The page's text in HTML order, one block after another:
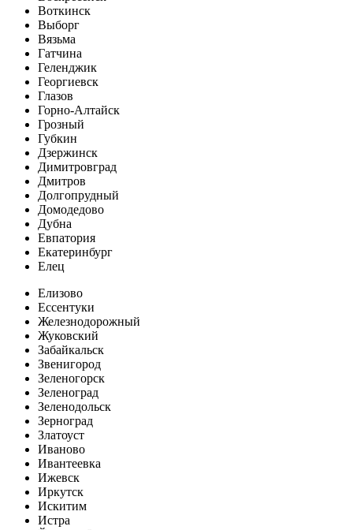
Воткинск
Выборг
Вязьма
Гатчина
Геленджик
Георгиевск
Глазов
Горно-Алтайск
Грозный
Губкин
Дзержинск
Димитровград
Дмитров
Долгопрудный
Домодедово
Дубна
Евпатория
Екатеринбург
Елец
Елизово
Ессентуки
Железнодорожный
Жуковский
Забайкальск
Звенигород
Зеленогорск
Зеленоград
Зеленодольск
Зерноград
Златоуст
Иваново
Ивантеевка
Ижевск
Иркутск
Искитим
Истра